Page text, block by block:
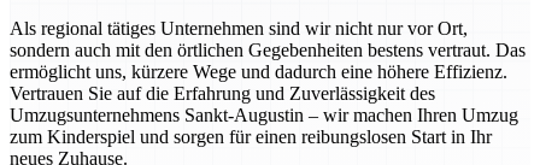
Als regional tätiges Unternehmen sind wir nicht nur vor Ort,
sondern auch mit den örtlichen Gegebenheiten bestens vertraut. Das
ermöglicht uns, kürzere Wege und dadurch eine höhere Effizienz.
Vertrauen Sie auf die Erfahrung und Zuverlässigkeit des
Umzugsunternehmens Sankt-Augustin – wir machen Ihren Umzug
zum Kinderspiel und sorgen für einen reibungslosen Start in Ihr
neues Zuhause.